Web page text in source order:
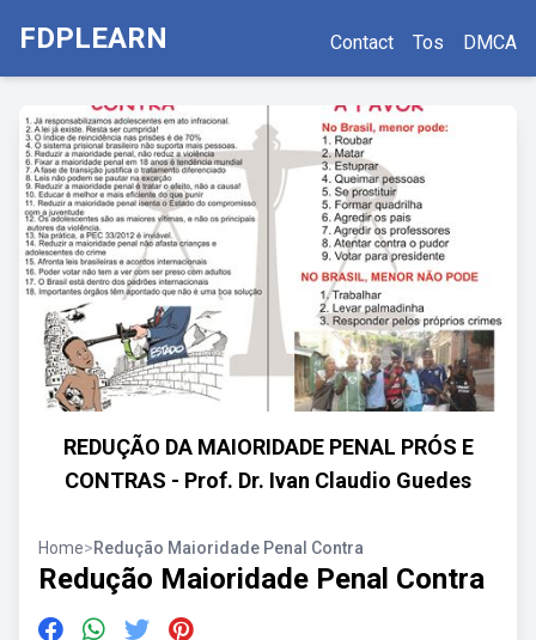
FDPLEARN Contact Tos DMCA
REDUÇÃO DA MAIORIDADE PENAL PRÓS E
CONTRAS - Prof. Dr. Ivan Claudio Guedes
Home>Redução Maioridade Penal Contra
Redução Maioridade Penal Contra